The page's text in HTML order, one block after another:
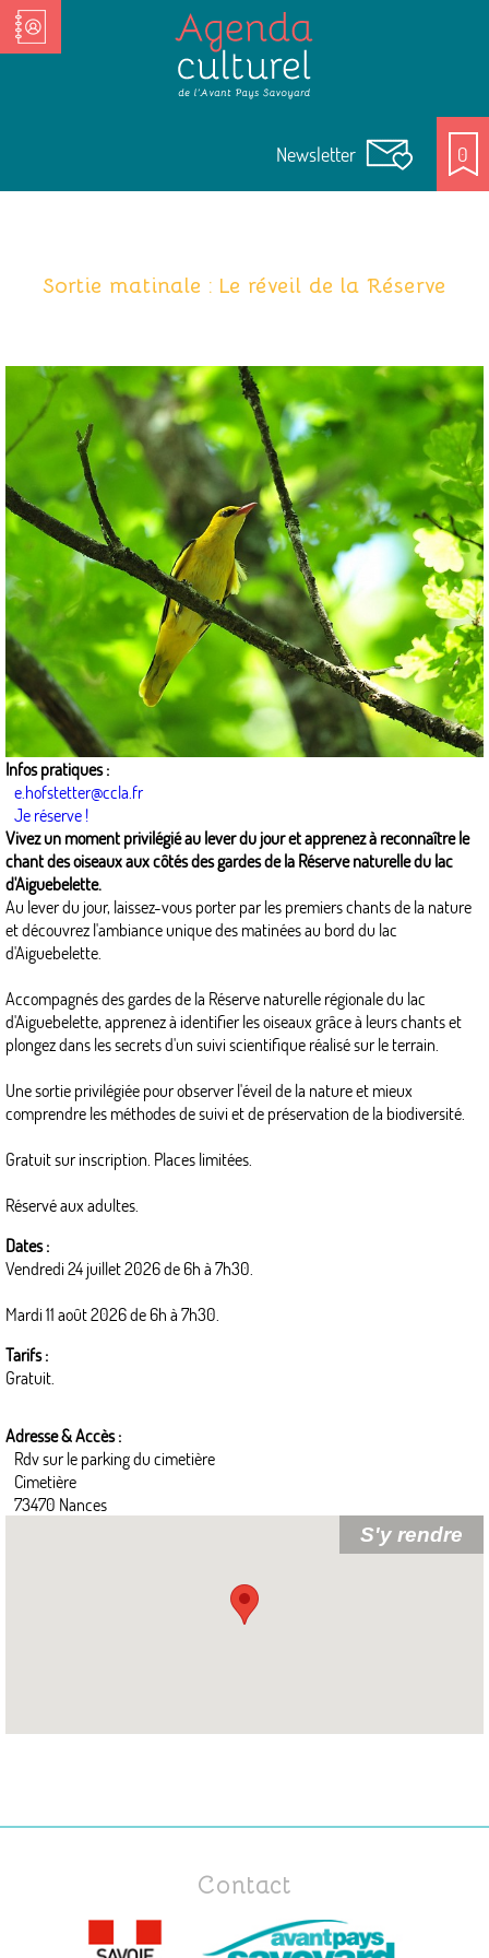
Nos Acteurs culturels
Newsletter 0
Sortie matinale : Le réveil de la Réserve
Infos pratiques :
e.hofstetter@ccla.fr
Je réserve !
Vivez un moment privilégié au lever du jour et apprenez à reconnaître le
chant des oiseaux aux côtés des gardes de la Réserve naturelle du lac
d'Aiguebelette.
Au lever du jour, laissez-vous porter par les premiers chants de la nature
et découvrez l'ambiance unique des matinées au bord du lac
d'Aiguebelette.
Accompagnés des gardes de la Réserve naturelle régionale du lac
d'Aiguebelette, apprenez à identifier les oiseaux grâce à leurs chants et
plongez dans les secrets d'un suivi scientifique réalisé sur le terrain.
Une sortie privilégiée pour observer l'éveil de la nature et mieux
comprendre les méthodes de suivi et de préservation de la biodiversité.
Gratuit sur inscription. Places limitées.
Réservé aux adultes.
Dates :
Vendredi 24 juillet 2026 de 6h à 7h30.
Mardi 11 août 2026 de 6h à 7h30.
Tarifs :
Gratuit.
Adresse & Accès :
Rdv sur le parking du cimetière
Cimetière
73470 Nances
Contact